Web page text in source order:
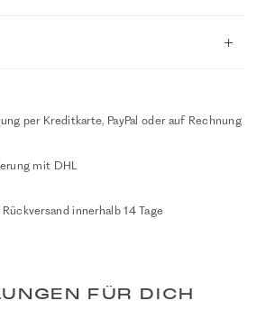
per Kreditkarte, PayPal oder auf Rechnung
mit DHL
innerhalb 14 Tage
FÜR DICH